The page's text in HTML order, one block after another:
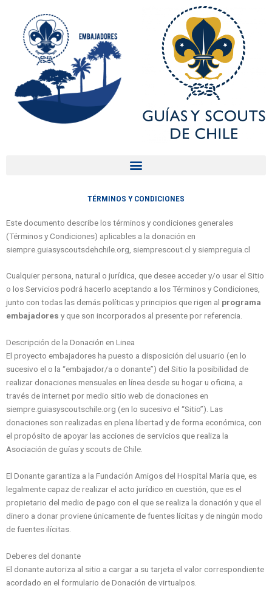
contenido
TÉRMINOS Y CONDICIONES
Este documento describe los términos y condiciones generales
(Términos y Condiciones) aplicables a la donación en
siempre.guiasyscoutsdehchile.org, siemprescout.cl y siempreguia.cl
Cualquier persona, natural o jurídica, que desee acceder y/o usar el Sitio
o los Servicios podrá hacerlo aceptando a los Términos y Condiciones,
junto con todas las demás políticas y principios que rigen al programa
embajadores y que son incorporados al presente por referencia.
Descripción de la Donación en Linea
El proyecto embajadores ha puesto a disposición del usuario (en lo
sucesivo el o la “embajador/a o donante”) del Sitio la posibilidad de
realizar donaciones mensuales en línea desde su hogar u oficina, a
través de internet por medio sitio web de donaciones en
siempre.guiasyscoutschile.org (en lo sucesivo el “Sitio”). Las
donaciones son realizadas en plena libertad y de forma económica, con
el propósito de apoyar las acciones de servicios que realiza la
Asociación de guías y scouts de Chile.
El Donante garantiza a la Fundación Amigos del Hospital Maria que, es
legalmente capaz de realizar el acto jurídico en cuestión, que es el
propietario del medio de pago con el que se realiza la donación y que el
dinero a donar proviene únicamente de fuentes lícitas y de ningún modo
de fuentes ilícitas.
Deberes del donante
El donante autoriza al sitio a cargar a su tarjeta el valor correspondiente
acordado en el formulario de Donación de virtualpos.